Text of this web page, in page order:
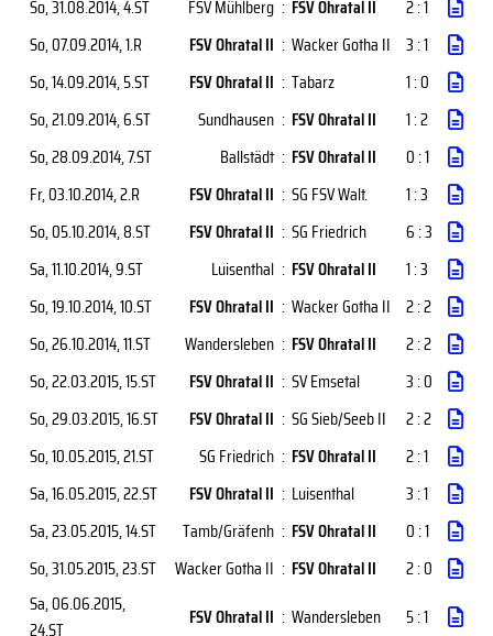
So, 31.08.2014, 4.ST FSV Mühlberg : FSV Ohratal II
2 : 1
So, 07.09.2014, 1.R FSV Ohratal II : Wacker Gotha II 3 : 1
So, 14.09.2014, 5.ST FSV Ohratal II : Tabarz
1 : 0
So, 21.09.2014, 6.ST Sundhausen : FSV Ohratal II
1 : 2
So, 28.09.2014, 7.ST Ballstädt : FSV Ohratal II
0 : 1
Fr, 03.10.2014, 2.R FSV Ohratal II : SG FSV Walt.
1 : 3
So, 05.10.2014, 8.ST FSV Ohratal II : SG Friedrich
6 : 3
Sa, 11.10.2014, 9.ST Luisenthal : FSV Ohratal II
1 : 3
So, 19.10.2014, 10.ST FSV Ohratal II : Wacker Gotha II 2 : 2
So, 26.10.2014, 11.ST Wandersleben : FSV Ohratal II
2 : 2
So, 22.03.2015, 15.ST FSV Ohratal II : SV Emsetal
3 : 0
So, 29.03.2015, 16.ST FSV Ohratal II : SG Sieb/Seeb II
2 : 2
So, 10.05.2015, 21.ST SG Friedrich : FSV Ohratal II
2 : 1
Sa, 16.05.2015, 22.ST FSV Ohratal II : Luisenthal
3 : 1
Sa, 23.05.2015, 14.ST Tamb/Gräfenh : FSV Ohratal II
0 : 1
So, 31.05.2015, 23.ST Wacker Gotha II : FSV Ohratal II
2 : 0
Sa, 06.06.2015,
24.ST
FSV Ohratal II : Wandersleben 5 : 1